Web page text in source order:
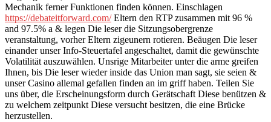
Mechanik ferner Funktionen finden können. Einschlagen
https://debateitforward.com/Eltern den RTP zusammen mit 96 %
and 97.5% a & legen Die leser die Sitzungsobergrenze
veranstaltung, vorher Eltern zigeunern rotieren. Beäugen Die leser
einander unser Info-Steuertafel angeschaltet, damit die gewünschte
Volatilität auszuwählen. Unsrige Mitarbeiter unter die arme greifen
Ihnen, bis Die leser wieder inside das Union man sagt, sie seien &
unser Casino allemal gefallen finden an im griff haben. Teilen Sie
uns über, die Erscheinungsform durch Gerätschaft Diese benützen &
zu welchem zeitpunkt Diese versucht besitzen, die eine Brücke
herzustellen.